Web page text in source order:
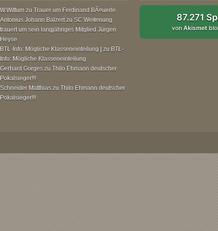
W.Wittum zu Trauer um Ferdinand BÃ¤uerle
Antonius Johann Balzertzu SC Weitenung
trauert um sein langjähriges Mitglied Jürgen
Heyse
BTL-Info: Mögliche Klasseneinteilung | zu BTL-
Info: Mögliche Klasseneinteilung
Gerhard Gorges zu Thilo Ehmann deutscher
Pokalsieger!!!
Schneider Matthias zu Thilo Ehmann deutscher
Pokalsieger!!!
87.271
vonAkismet